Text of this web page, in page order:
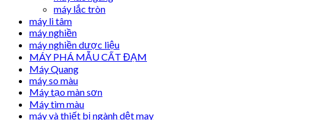
máy lắc tròn
máy li tâm
máy nghiền
máy nghiền dược liệu
MÁY PHÁ MẪU CẤT ĐẠM
Máy Quang
máy so màu
Máy tạo màn sơn
Máy tìm màu
máy và thiết bị ngành dệt may